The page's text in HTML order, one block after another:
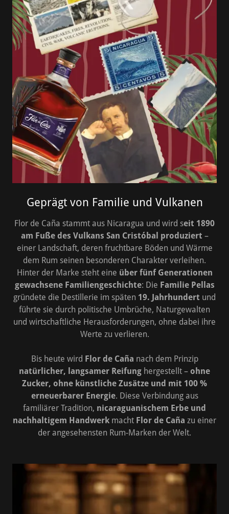
Geprägt von Familie und Vulkanen
Flor de Caña stammt aus Nicaragua und wird seit 1890
am Fuße des Vulkans San Cristóbal produziert –
einer Landschaft, deren fruchtbare Böden und Wärme
dem Rum seinen besonderen Charakter verleihen.
Hinter der Marke steht eine über fünf Generationen
gewachsene Familiengeschichte: Die Familie Pellas
gründete die Destillerie im späten 19. Jahrhundert und
führte sie durch politische Umbrüche, Naturgewalten
und wirtschaftliche Herausforderungen, ohne dabei ihre
Werte zu verlieren.
Bis heute wird Flor de Caña nach dem Prinzip
natürlicher, langsamer Reifung hergestellt – ohne
Zucker, ohne künstliche Zusätze und mit 100 %
erneuerbarer Energie. Diese Verbindung aus
familiärer Tradition, nicaraguanischem Erbe und
nachhaltigem Handwerk macht Flor de Caña zu einer
der angesehensten Rum-Marken der Welt.